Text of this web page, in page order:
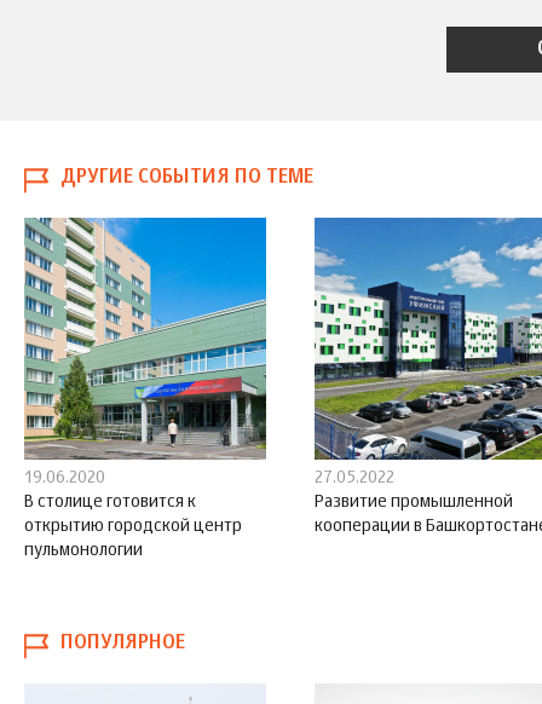
ДРУГИЕ СОБЫТИЯ ПО ТЕМЕ
19.06.2020
В столице готовится к
открытию городской центр
пульмонологии
27.05.2022
Развитие промышленной
кооперации в
ПОПУЛЯРНОЕ